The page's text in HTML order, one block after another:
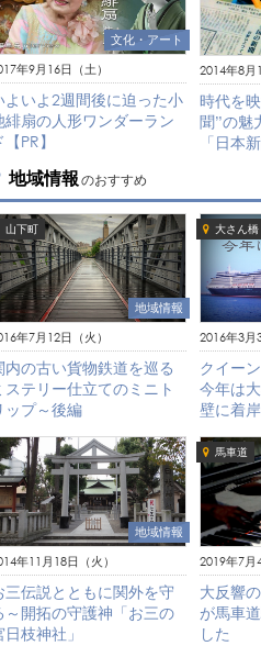
文化・アート
年9月16日（土）
よいよ2週間後に迫った小
緋扇の人形ワンダーラン
PR】
2014年8月
時代を
聞”の魅
「日本
地域情報 のおすすめ
山下町
地域情報
年7月12日（火）
内の古い貨物鉄道を巡る
ステリー仕立てのミニト
ップ～後編
大さん橋
2016年3月
クイー
今年は
壁に着
地域情報
年11月18日（火）
三伝説とともに関外を守
～開拓の守護神「お三の
日枝神社」
馬車道
2019年7月
大反響
が馬車
した